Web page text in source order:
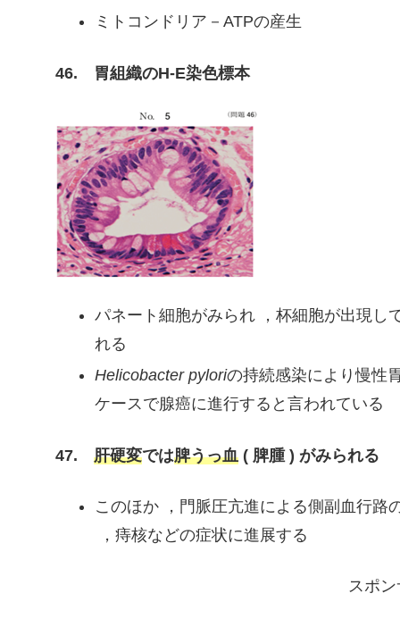
ミトコンドリア－ATPの産生
46. 胃組織のH-E染色標本
パネート細胞がみられ ，杯細胞が出現し
れる
Helicobacter pyloriの持続感染により慢性
ケースで腺癌に進行すると言われている
47. 肝硬変では脾うっ血 ( 脾腫 ) がみられる
このほか ，門脈圧亢進による側副血行路
，痔核などの症状に進展する
スポ